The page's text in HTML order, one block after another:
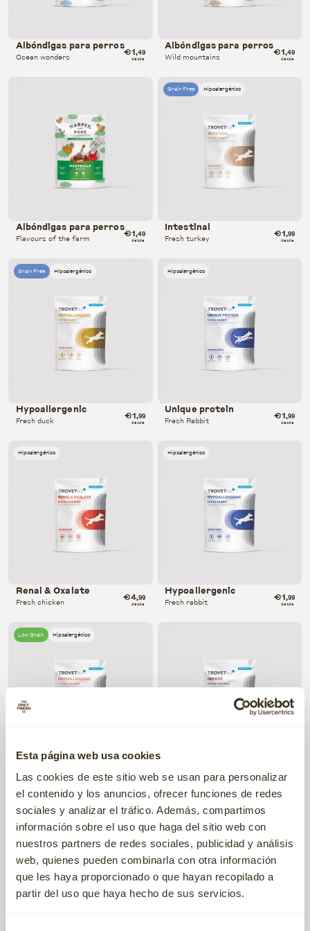
Esta página web usa cookies
Las cookies de este sitio web se usan para personalizar
el contenido y los anuncios, ofrecer funciones de redes
sociales y analizar el tráfico. Además, compartimos
información sobre el uso que haga del sitio web con
nuestros partners de redes sociales, publicidad y análisis
web, quienes pueden combinarla con otra información
que les haya proporcionado o que hayan recopilado a
partir del uso que haya hecho de sus servicios.
Albóndigas para perros
Ocean wonders desde
€1,49
Albóndigas para perros
Wild mountains desde
€1,49
Albóndigas para perros
Flavours of the farm desde
€1,49
Hipoalergénico
Grain Free
Intestinal
Fresh turkey desde
€1,99
Hipoalergénico
Grain Free
Hypoallergenic
Fresh duck desde
€1,99
Hipoalergénico
Unique protein
Fresh Rabbit desde
€1,99
Hipoalergénico
Renal & Oxalate
Fresh chicken desde
€4,99
Hipoalergénico
Hypoallergenic
Fresh rabbit desde
€1,99
Low Grain Hipoalergénico
Hypoallergenic
Fresh salmon €4 ,39
Hepatic
Fresh chicken €1,99
Low Grain Hipoalergénico Low Grain Hipoalergénico